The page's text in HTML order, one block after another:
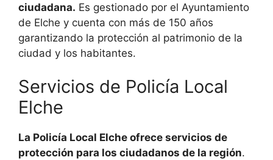
ciudadana. Es gestionado por el Ayuntamiento
de Elche y cuenta con más de 150 años
garantizando la protección al patrimonio de la
ciudad y los habitantes.
Servicios de Policía Local
Elche
La Policía Local Elche ofrece servicios de
protección para los ciudadanos de la región.